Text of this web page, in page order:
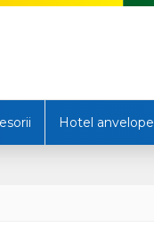
Hotel anvelope